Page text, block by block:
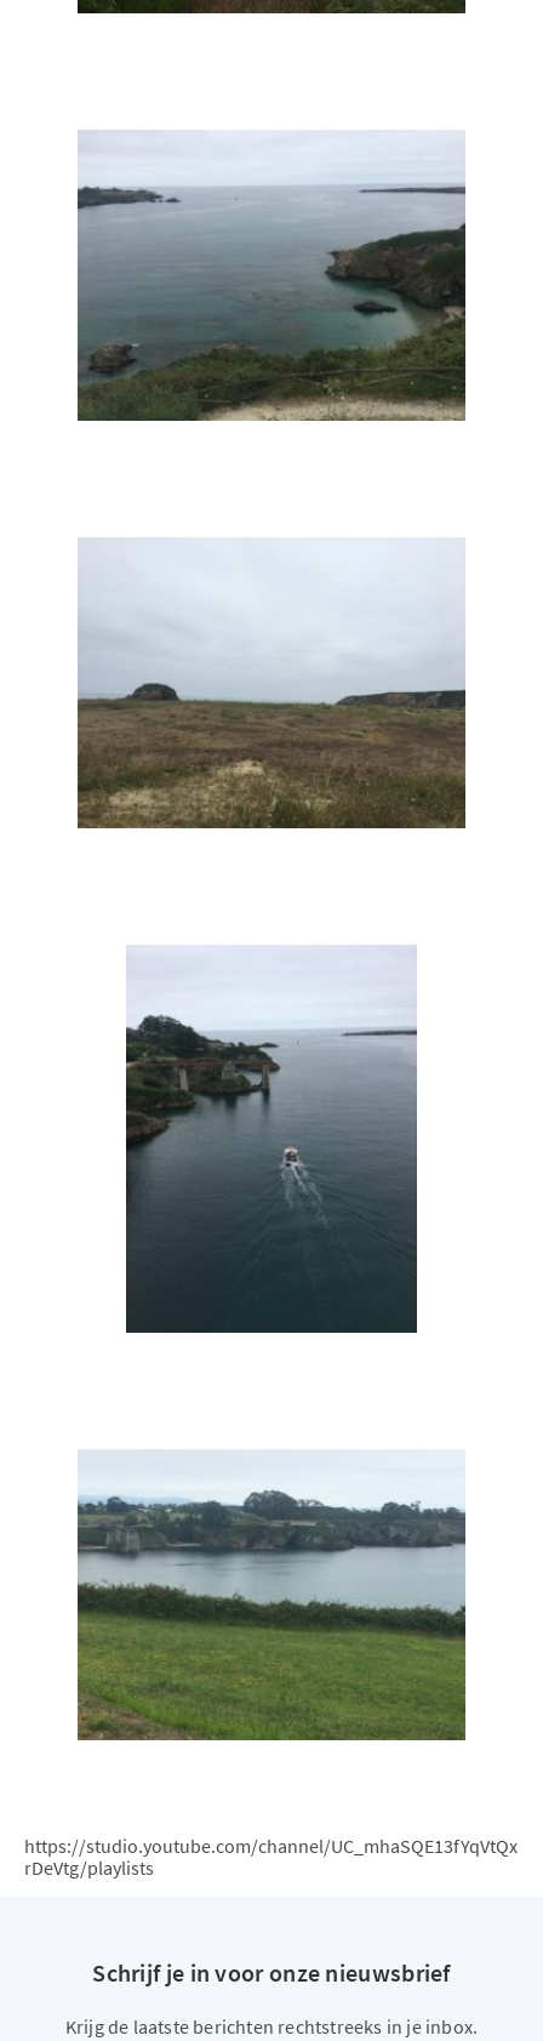
https://studio.youtube.com/channel/UC_mhaSQE13fYqVtQx
rDeVtg/playlists
Schrijf je in voor onze nieuwsbrief
Krijg de laatste berichten rechtstreeks in je inbox.